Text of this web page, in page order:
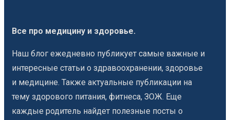
Все про медицину и здоровье.
Наш блог ежедневно публикует самые важные и
интересные статьи о здравоохранении, здоровье
и медицине. Также актуальные публикации на
тему здорового питания, фитнеса, ЗОЖ. Еще
каждые родитель найдет полезные посты о